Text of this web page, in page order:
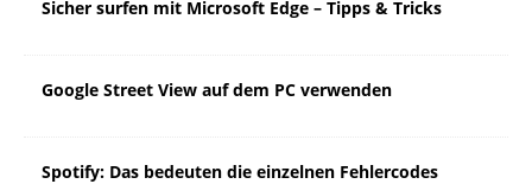
Sicher surfen mit Microsoft Edge – Tipps & Tricks
Google Street View auf dem PC verwenden
Spotify: Das bedeuten die einzelnen Fehlercodes